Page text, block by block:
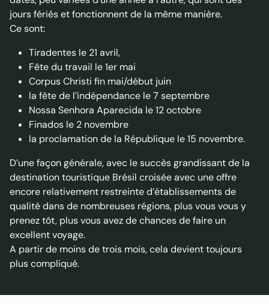
jours fériés et fonctionnent de la même manière.
Ce sont:
Tiradentes le 21 avril,
Fête du travail le 1er mai
Corpus Christi fin mai/début juin
la fête de l’indépendance le 7 septembre
Nossa Senhora Aparecida le 12 octobre
Finados le 2 novembre
la proclamation de la République le 15 novembre.
D’une façon générale, avec le succès grandissant de la
destination touristique Brésil croisée avec une offre
encore relativement restreinte d’établissements de
qualité dans de nombreuses régions, plus vous vous y
prenez tôt, plus vous avez de chances de faire un
excellent voyage.
A partir de moins de trois mois, cela devient toujours
plus compliqué.